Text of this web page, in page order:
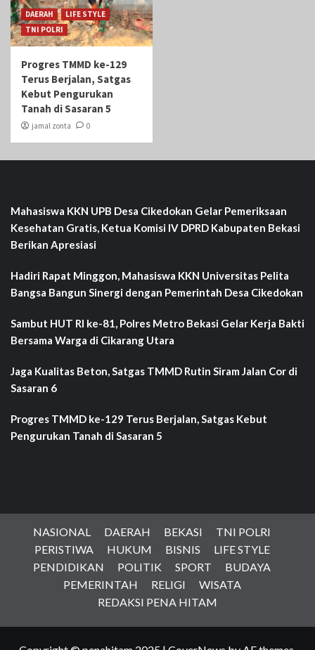
DAERAH
LIFE STYLE
TNI POLRI
Progres TMMD ke-129
Terus Berjalan, Satgas
Kebut Pengurukan
Tanah di Sasaran 5
jamal zonta 0
Mahasiswa KKN UPB Desa Cikedokan Gelar Pemeriksaan
Kesehatan Gratis, Ketua Komisi IV DPRD Kabupaten Bekasi
Berikan Apresiasi
Hadiri Rapat Minggon, Mahasiswa KKN Universitas Pelita
Bangsa Bangun Sinergi dengan Pemerintah Desa Cikedokan
Sambut HUT RI ke-81, Polres Metro Bekasi Gelar Kerja Bakti
Bersama Warga di Cikarang Utara
Jaga Kualitas Beton, Satgas TMMD Rutin Siram Jalan Cor di
Sasaran 6
Progres TMMD ke-129 Terus Berjalan, Satgas Kebut
Pengurukan Tanah di Sasaran 5
NASIONAL DAERAH BEKASI
TNI POLRI
PERISTIWA
HUKUM BISNIS
LIFE STYLE
PENDIDIKAN
POLITIK SPORT
BUDAYA
PEMERINTAH
RELIGI
WISATA
REDAKSI PENA HITAM